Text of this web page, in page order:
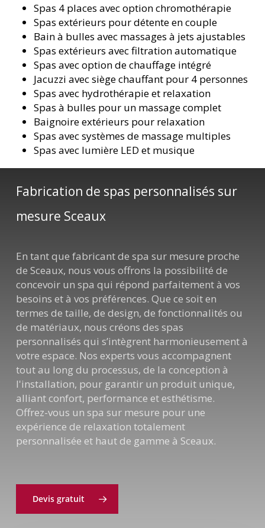
Spas 4 places avec option chromothérapie
Spas extérieurs pour détente en couple
Bain à bulles avec massages à jets ajustables
Spas extérieurs avec filtration automatique
Spas avec option de chauffage intégré
Jacuzzi avec siège chauffant pour 4 personnes
Spas avec hydrothérapie et relaxation
Spas à bulles pour un massage complet
Baignoire extérieurs pour relaxation
Spas avec systèmes de massage multiples
Spas avec lumière LED et musique
Fabrication de spas personnalisés sur
mesure Sceaux
En tant que fabricant de spa sur mesure proche
de Sceaux, nous vous offrons la possibilité de
concevoir un spa qui répond parfaitement à vos
besoins et à vos préférences. Que ce soit en
termes de taille, de design, de fonctionnalités ou
de matériaux, nous créons des spas
personnalisés qui s’intègrent harmonieusement à
votre espace. Nos experts vous accompagnent
tout au long du processus, de la conception à
l'installation, pour garantir un produit unique,
alliant confort, performance et esthétisme.
Offrez-vous un spa sur mesure pour une
expérience de relaxation totalement
personnalisée et haut de gamme à Sceaux.
Devis gratuit